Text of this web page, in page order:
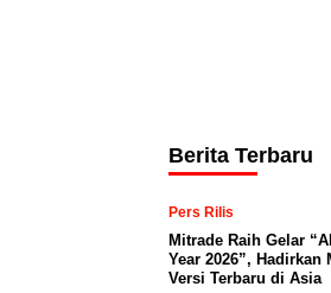
Berita Terbaru
Pers Rilis
Mitrade Raih Gelar
Year 2026”, Hadirkan
Versi Terbaru di Asia